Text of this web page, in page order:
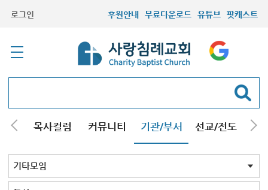
로그인 후원안내 무료다운로드 유튜브 팟캐스트
해 목사컬럼 커뮤니티 기관/부서 선교/전도 질
교회학교
청년부
청장년부
형제모임
자매모임
기타모임